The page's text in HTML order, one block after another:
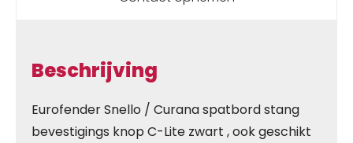
Beschrijving
Eurofender Snello / Curana spatbord stang
bevestigings knop C-Lite zwart , ook geschikt